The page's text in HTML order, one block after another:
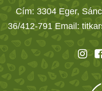
Cím: 3304 Eger,
36/412-791 Email: